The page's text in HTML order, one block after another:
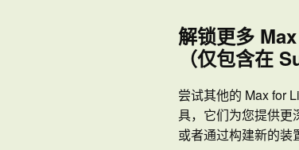
解锁更多
（仅包含在
尝试其他的 Max for
具，它们为您提供更
或者通过构建新的装